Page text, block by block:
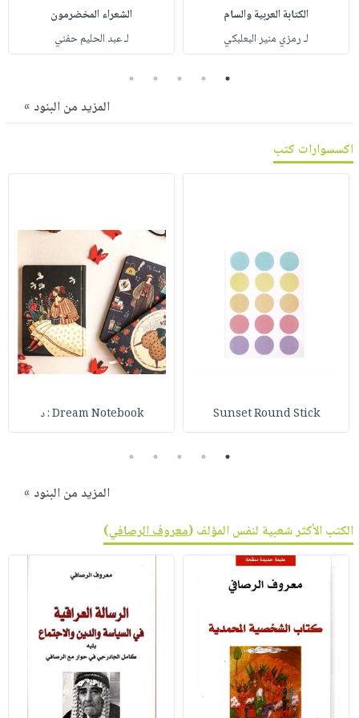
صابون
أطفال
مناسبات
فيديوهات
أسئلة
يتكرر
نيل
وفرات
انشر
التسوق
الكتابة العربية والسام
لـ رمزي منير البعلبكي
الشعراء المخضرمون
لـ عبد الحليم حفني
1
2
3
4
5
المزيد من البنود »
اكسسوارات كتب
Sunset Round Stick Dream Notebook : د
1
2
3
4
5
المزيد من البنود »
الكتب الأكثر شعبية لنفس المؤلف (معروف الرصافي)